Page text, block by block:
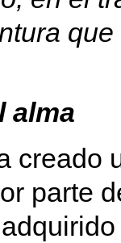
alma
creado
parte